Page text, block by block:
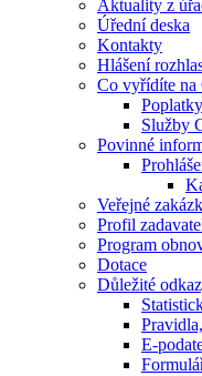
Aktuality z
Úřední deska
Kontakty
Hlášení
Co vyřídíte na
Poplatky
Služby
Povinné
Veřejné
Profil
Program
Dotace
Důležité
E-